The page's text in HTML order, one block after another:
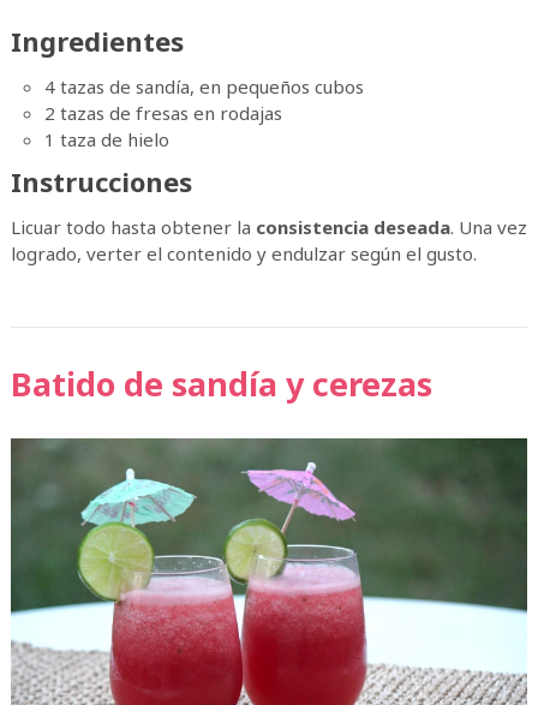
Ingredientes
4 tazas de sandía, en pequeños cubos
2 tazas de fresas en rodajas
1 taza de hielo
Instrucciones
Licuar todo hasta obtener la consistencia deseada. Una vez
logrado, verter el contenido y endulzar según el gusto.
Batido de sandía y cerezas